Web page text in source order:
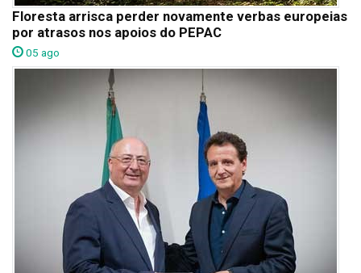
Floresta arrisca perder novamente verbas europeias
por atrasos nos apoios do PEPAC
05 ago